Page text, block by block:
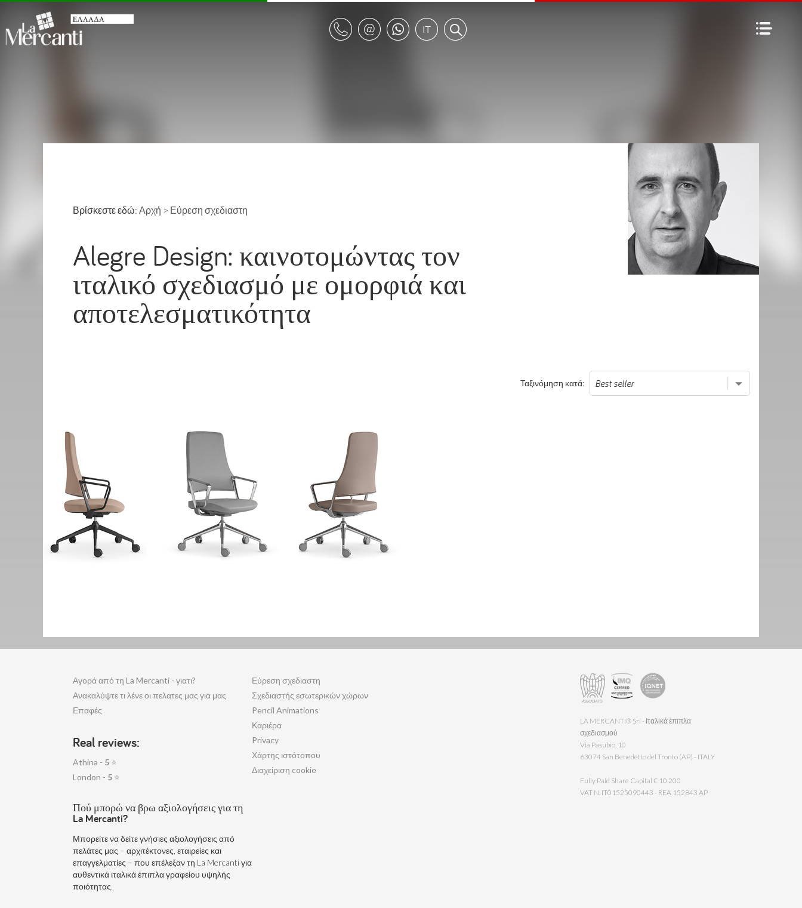
Βρίσκεστε εδώ: Αρχή > Εύρεση σχεδιαστη
Alegre Design: καινοτομώντας τον
ιταλικό σχεδιασμό με ομορφιά και
αποτελεσματικότητα
Ταξινόμηση κατά:
Αγορά από τη La Mercanti - γιατι?
Ανακαλύψτε τι λένε οι πελατες μας για μας
Επαφές
Real reviews:
Athina - 5 ⭐
London - 5 ⭐
Πού μπορώ να βρω αξιολογήσεις για τη
La Mercanti?
Μπορείτε να δείτε γνήσιες αξιολογήσεις από
πελάτες μας – αρχιτέκτονες, εταιρείες και
επαγγελματίες – που επέλεξαν τη La Mercanti για
αυθεντικά ιταλικά έπιπλα γραφείου υψηλής
ποιότητας.
Εύρεση σχεδιαστη
Σχεδιαστής εσωτερικών χώρων
Pencil Animations
Καριέρα
Privacy
Χάρτης ιστότοπου
Διαχείριση cookie
LA MERCANTI® Srl - Ιταλικά έπιπλα
σχεδιασμού
Via Pasubio, 10
63074 San Benedetto del Tronto (AP) - ITALY
Fully Paid Share Capital € 10.200
VAT N. IT01525090443 - REA 152843 AP